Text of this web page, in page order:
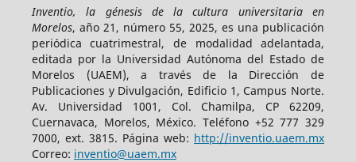
Inventio, la génesis de la cultura universitaria en
Morelos, año 21, número 55, 2025, es una publicación
periódica cuatrimestral, de modalidad adelantada,
editada por la Universidad Autónoma del Estado de
Morelos (UAEM), a través de la Dirección de
Publicaciones y Divulgación, Edificio 1, Campus Norte.
Av. Universidad 1001, Col. Chamilpa, CP 62209,
Cuernavaca, Morelos, México. Teléfono +52 777 329
7000, ext. 3815. Página web: http://inventio.uaem.mx
Correo: inventio@uaem.mx